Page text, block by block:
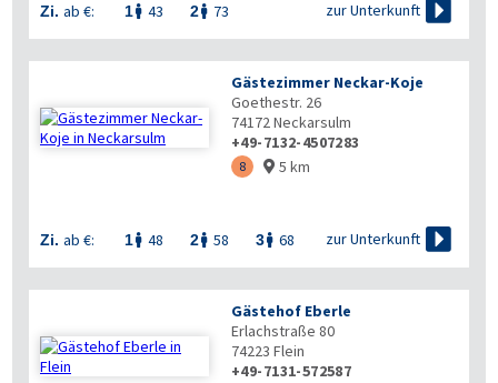
Zi. ab €: 1 43 2 73 zur Unterkunft 
Gästezimmer Neckar-Koje
Goethestr. 26
74172Neckarsulm
+49-7132-4507283
8  5 km
Zi. ab €: 1 48 2 58 3 68 zur Unterkunft 
Gästehof Eberle
Erlachstraße 80
74223 Flein
+49-7131-572587